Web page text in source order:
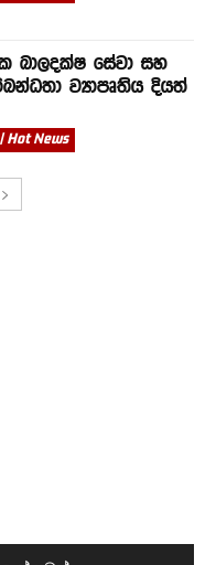
බාලදක්ෂ සේවා සහ
ව්‍යාපෘතිය දියත්
News